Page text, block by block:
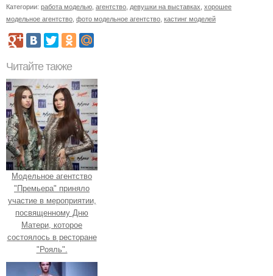
Категории: работа моделью агентство девушки на выставках хорошее
модельное агентство фото модельное агентство кастинг моделей
Читайте также
Модельное агентство
"Премьера" приняло
участие в мероприятии,
посвященному Дню
Матери, которое
состоялось в ресторане
"Рояль".